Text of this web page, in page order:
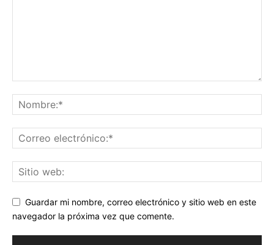
Guardar mi nombre, correo electrónico y sitio web en este
navegador la próxima vez que comente.